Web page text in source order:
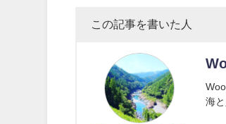
この記事を書いた人
海